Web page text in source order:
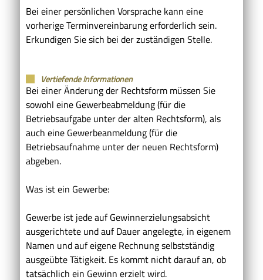
Bei einer persönlichen Vorsprache kann eine
vorherige Terminvereinbarung erforderlich sein.
Erkundigen Sie sich bei der zuständigen Stelle.
Vertiefende Informationen
Bei einer Änderung der Rechtsform müssen Sie
sowohl eine Gewerbeabmeldung (für die
Betriebsaufgabe unter der alten Rechtsform), als
auch eine Gewerbeanmeldung (für die
Betriebsaufnahme unter der neuen Rechtsform)
abgeben.
Was ist ein Gewerbe:
Gewerbe ist jede auf Gewinnerzielungsabsicht
ausgerichtete und auf Dauer angelegte, in eigenem
Namen und auf eigene Rechnung selbstständig
ausgeübte Tätigkeit. Es kommt nicht darauf an, ob
tatsächlich ein Gewinn erzielt wird.